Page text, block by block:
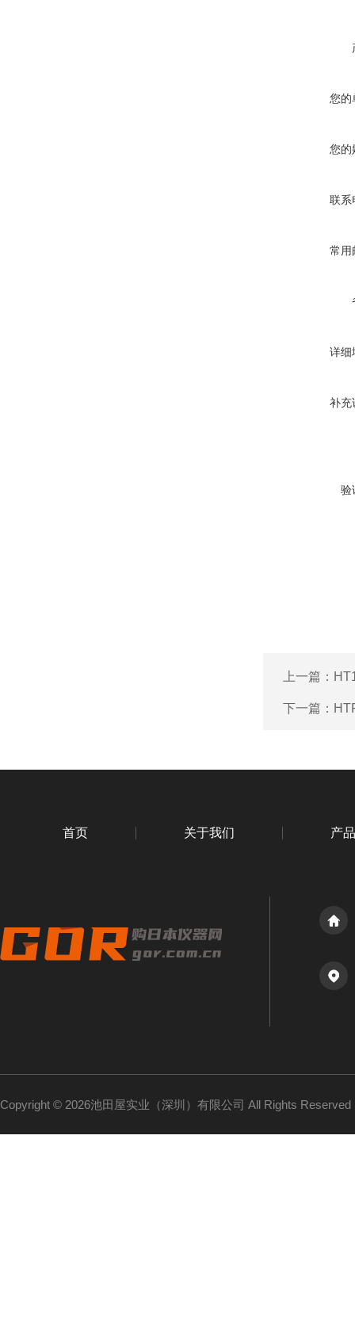
您的
您的
联系
常用
详细
补充
验
上一篇：
下一篇：
首页 关于我们 产
Copyright © 2026池田屋实业（深圳）有限公司 All Rights